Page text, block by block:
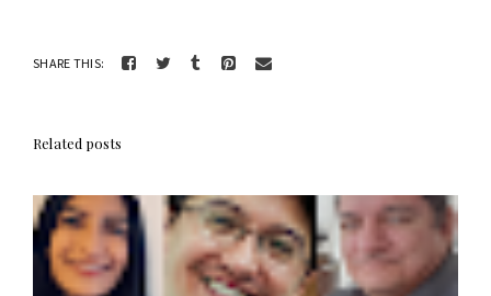
SHARE THIS:
Related posts